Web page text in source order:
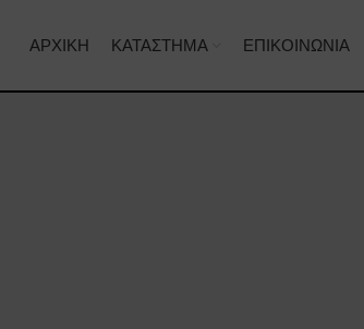
ΑΡΧΙΚΉ ΚΑΤΆΣΤΗΜΑ ΕΠΙΚΟΙΝΩΝΊΑ